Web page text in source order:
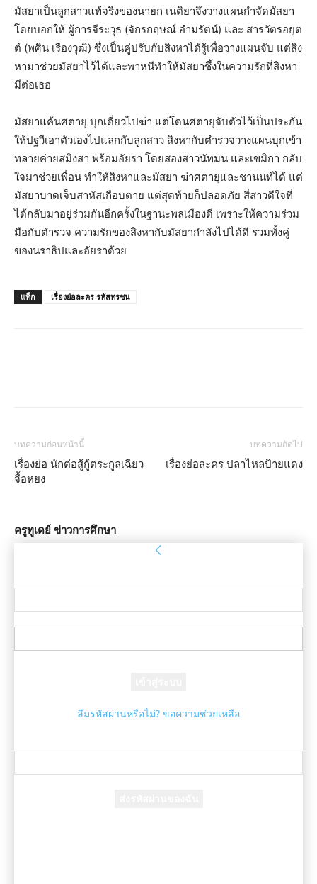
มัสยาเป็นลูกสาวแท้จริงของนายก เนติยาจึงวางแผนกำจัดมัสยา
โดยบอกให้ ผู้การจีระวุธ (จักรกฤษณ์ อำมรัตน์) และ สารวัตรอยุต
ต์ (พศิน เรืองวุฒิ) ซึ่งเป็นคู่ปรับกับสิงหาได้รู้เพื่อวางแผนจับ แต่สิง
หามาช่วยมัสยาไว้ได้และพาหนีทำให้มัสยาซึ้งในความรักที่สิงหา
มีต่อเธอ
มัสยาแค้นศตายุ บุกเดี่ยวไปฆ่า แต่โดนศตายุจับตัวไว้เป็นประกัน
ให้ปฐวีเอาตัวเองไปแลกกับลูกสาว สิงหากับตำรวจวางแผนบุกเข้า
ทลายค่ายสมิงสา พร้อมอัยรา โดยสองสาวนัทมน และเขมิกา กลับ
ใจมาช่วยเพื่อน ทำให้สิงหาและมัสยา ฆ่าศตายุและชานนท์ได้ แต่
มัสยาบาดเจ็บสาหัสเกือบตาย แต่สุดท้ายก็ปลอดภัย สี่สาวดีใจที่
ได้กลับมาอยู่ร่วมกันอีกครั้งในฐานะพลเมืองดี เพราะให้ความร่วม
มือกับตำรวจ ความรักของสิงหากับมัสยากำลังไปได้ดี รวมทั้งคู่
ของนราธิปและอัยราด้วย
แท็ก เรื่องย่อละคร รหัสทรชน
บทความก่อนหน้านี้
เรื่องย่อ นักต่อสู้กู้ตระกูลเฉียว
จื้อหยง
บทความถัดไป
เรื่องย่อละคร ปลาไหลป้ายแดง
ครูทูเดย์ ข่าวการศึกษา
ลืมรหัสผ่านหรือไม่? ขอความช่วยเหลือ